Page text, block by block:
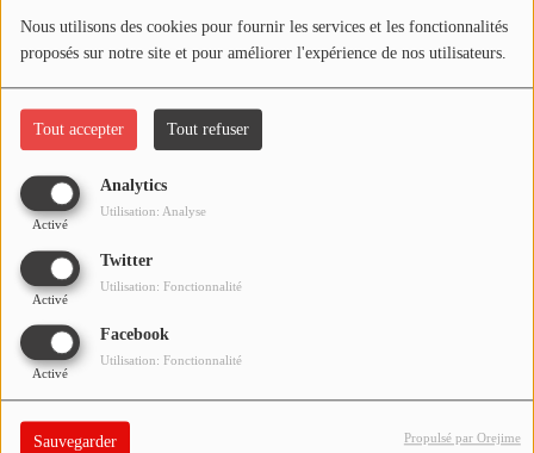
Nous utilisons des cookies pour fournir les services et les fonctionnalités
proposés sur notre site et pour améliorer l'expérience de nos utilisateurs.
Tout accepter Tout refuser
Analytics
Activé
Utilisation: Analyse
Twitter
Activé
Utilisation: Fonctionnalité
Facebook
Activé
Utilisation: Fonctionnalité
Sauvegarder Propulsé par Orejime
PHOTOS
ANNONCEURS & ESPACE PRO
VOTRE PUBLICITÉ SUR PONTACQ RADIO
LOCATION DE STUDIOS
ÉDUCATION AUX MÉDIAS ET À
L'INFORMATION
EN QUOI ÇA CONSISTE ?
Télécharger le podcast
septembre 2020 !